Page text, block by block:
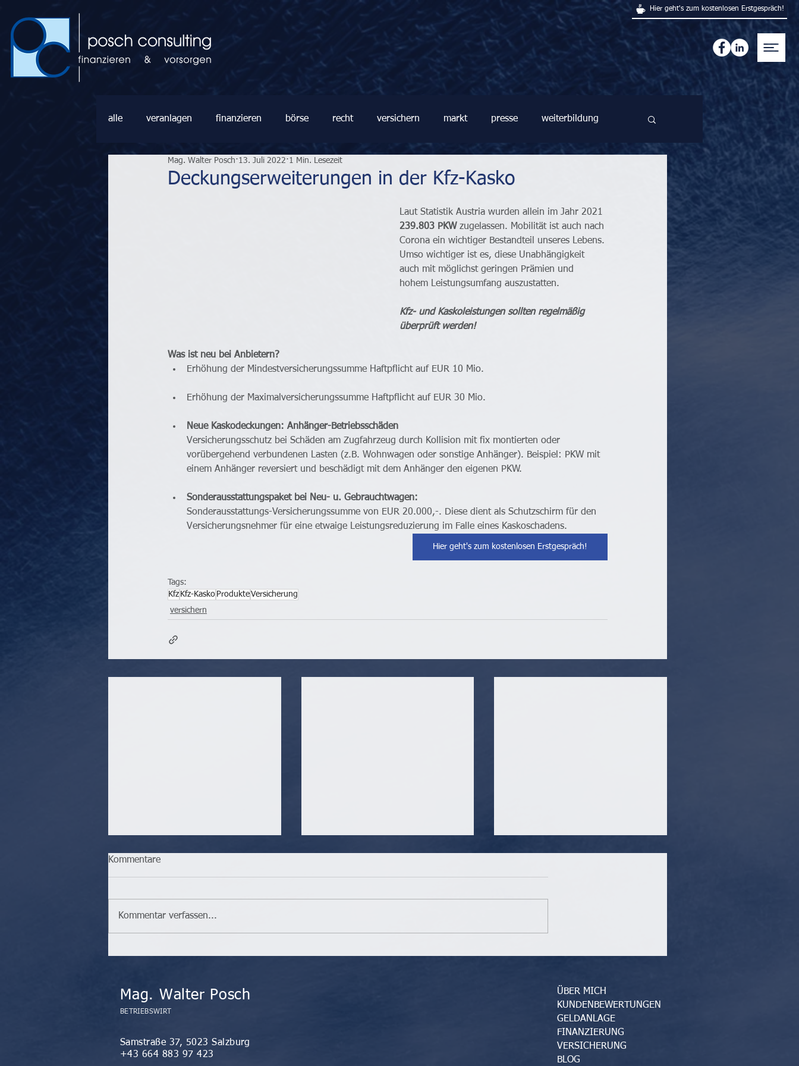
Hier geht's zum kostenlosen Erstgespräch!
alle veranlagen finanzieren börse recht versichern markt presse weiterbildung
Deckungserweiterungen in der Kfz-Kasko
Mag. Walter Posch 13. Juli 2022 1 Min. Lesezeit
Laut Statistik Austria wurden allein im Jahr 2021
239.803 PKW zugelassen. Mobilität ist auch nach
Corona ein wichtiger Bestandteil unseres Lebens.
Umso wichtiger ist es, diese Unabhängigkeit
auch mit möglichst geringen Prämien und
hohem Leistungsumfang auszustatten.
Kfz- und Kaskoleistungen sollten regelmäßig
überprüft werden!
Was ist neu bei Anbietern?
Erhöhung der Mindestversicherungssumme Haftpflicht auf EUR 10 Mio.
Erhöhung der Maximalversicherungssumme Haftpflicht auf EUR 30 Mio.
Neue Kaskodeckungen: Anhänger-Betriebsschäden
Versicherungsschutz bei Schäden am Zugfahrzeug durch Kollision mit fix montierten oder
vorübergehend verbundenen Lasten (z.B. Wohnwagen oder sonstige Anhänger). Beispiel: PKW mit
einem Anhänger reversiert und beschädigt mit dem Anhänger den eigenen PKW.
Sonderausstattungspaket bei Neu- u. Gebrauchtwagen:
Sonderausstattungs-Versicherungssumme von EUR 20.000,-. Diese dient als Schutzschirm für den
Versicherungsnehmer für eine etwaige Leistungsreduzierung im Falle eines Kaskoschadens.
Hier geht's zum kostenlosen Erstgespräch!
Tags:
Kfz Kfz-Kasko ProdukteVersicherung
versichern
Reich in die Pension?!
Schlüsseldienst im Rahmen
Kinder in der
Kommentare
Kommentar verfassen...
Mag. Walter Posch
BETRIEBSWIRT
Samstraße 37, 5023 Salzburg
+43 664 883 97 423
ÜBER MICH
KUNDENBEWERTUNGEN
GELDANLAGE
FINANZIERUNG
VERSICHERUNG
BLOG